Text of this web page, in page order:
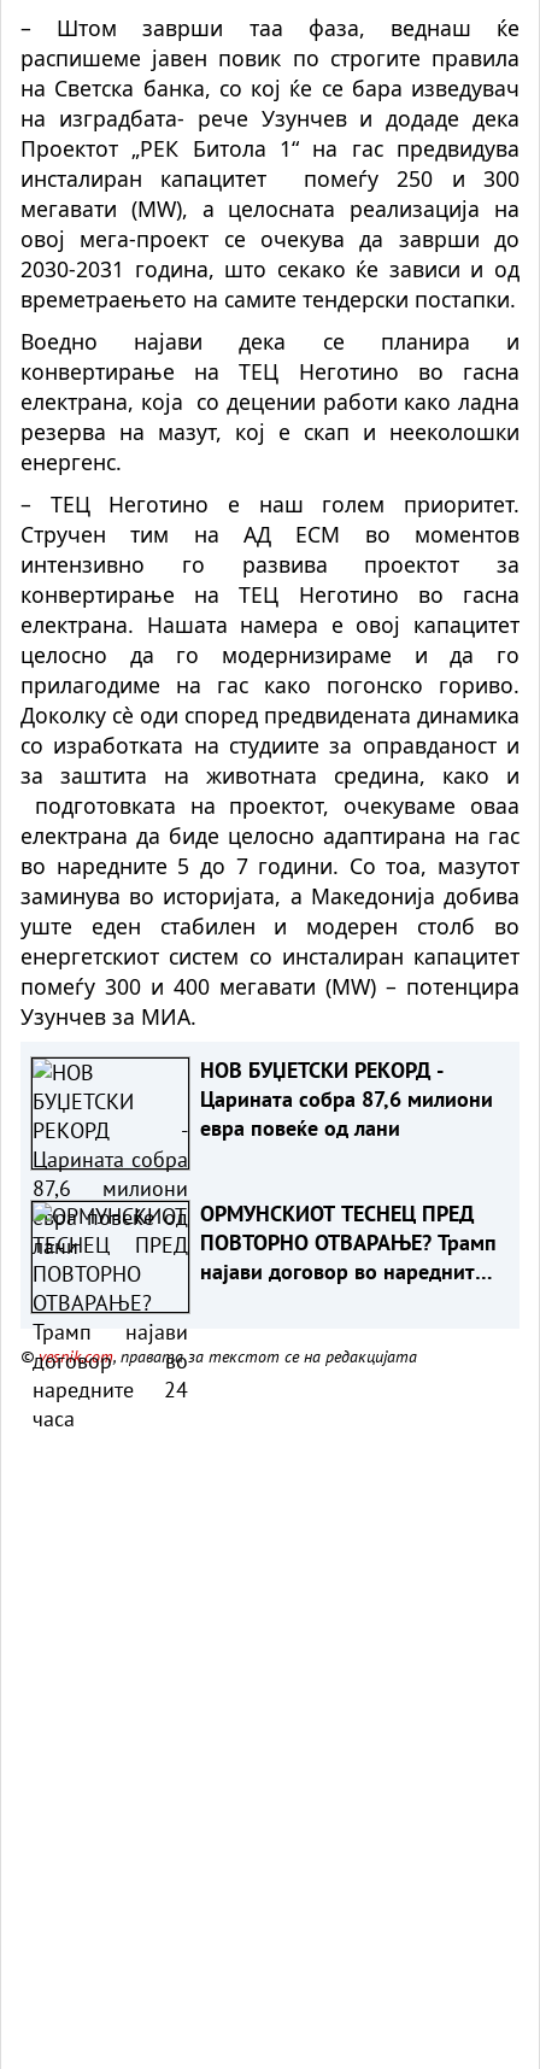
– Штом заврши таа фаза, веднаш ќе
распишеме јавен повик по строгите правила
на Светска банка, со кој ќе се бара изведувач
на изградбата- рече Узунчев и додаде дека
Проектот „РЕК Битола 1“ на гас предвидува
инсталиран капацитет помеѓу 250 и 300
мегавати (MW), а целосната реализација на
овој мега-проект се очекува да заврши до
2030-2031 година, што секако ќе зависи и од
времетраењето на самите тендерски постапки.
Воедно најави дека се планира и
конвертирање на ТЕЦ Неготино во гасна
електрана, која со децении работи како ладна
резерва на мазут, кој е скап и нееколошки
енергенс.
– ТЕЦ Неготино е наш голем приоритет.
Стручен тим на АД ЕСМ во моментов
интензивно го развива проектот за
конвертирање на ТЕЦ Неготино во гасна
електрана. Нашата намера е овој капацитет
целосно да го модернизираме и да го
прилагодиме на гас како погонско гориво.
Доколку сè оди според предвидената динамика
со изработката на студиите за оправданост и
за заштита на животната средина, како и
подготовката на проектот, очекуваме оваа
електрана да биде целосно адаптирана на гас
во наредните 5 до 7 години. Со тоа, мазутот
заминува во историјата, а Македонија добива
уште еден стабилен и модерен столб во
енергетскиот систем со инсталиран капацитет
помеѓу 300 и 400 мегавати (MW) – потенцира
Узунчев за МИА.
НОВ БУЏЕТСКИ РЕКОРД -
Царината собра 87,6 милиони
евра повеќе од лани
ОРМУНСКИОТ ТЕСНЕЦ ПРЕД
ПОВТОРНО ОТВАРАЊЕ? Трамп
најави договор во наредните
©vesnik.com, правата за текстот се на редакцијата